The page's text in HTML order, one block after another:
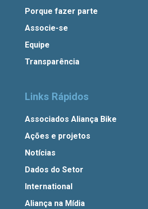
Porque fazer parte
Associe-se
Equipe
Transparência
Links Rápidos
Associados Aliança Bike
Ações e projetos
Notícias
Dados do Setor
International
Aliança na Mídia